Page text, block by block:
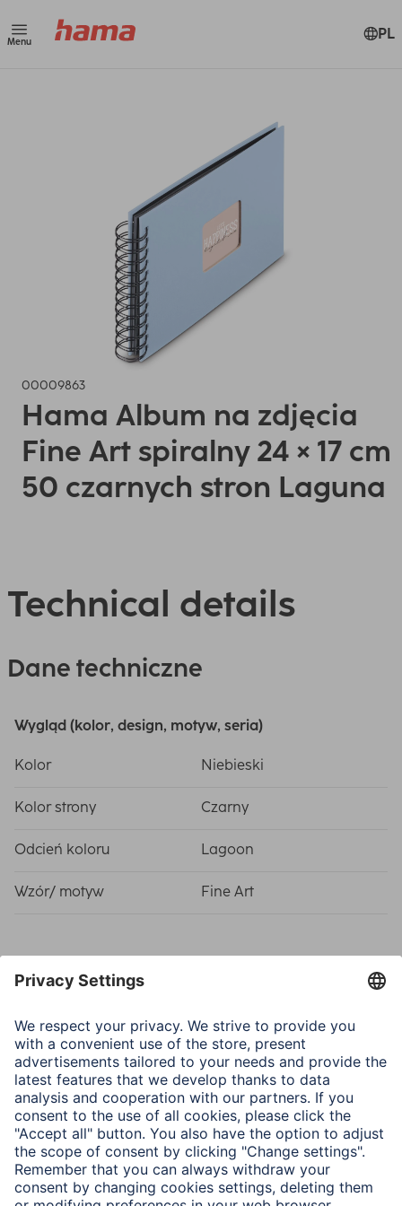
Menu PL
00009863
Hama Album na zdjęcia
Fine Art spiralny 24 × 17 cm
50 czarnych stron Laguna
Technical details
Dane techniczne
Wygląd (kolor, design, motyw, seria)
Kolor Niebieski
Kolor strony Czarny
Odcień koloru Lagoon
Wzór/ motyw Fine Art
Właściwości fizyczne
Number of Photos
Oprawa Paper (50+18 g/m²)
Wymiary i waga
Rozmiar albumu 24 x 17 cm